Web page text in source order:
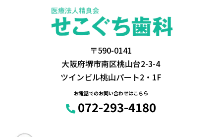
〒590-0141
大阪府堺市南区桃山台2-3-4
ツインビル桃山パート2・1F
お電話でのお問い合わせはこちら
072-293-4180